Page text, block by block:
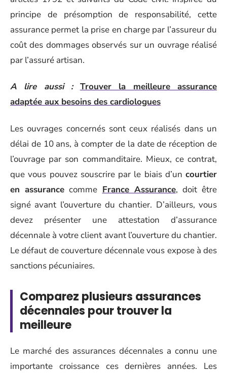
principe de présomption de responsabilité, cette
assurance permet la prise en charge par l’assureur du
coût des dommages observés sur un ouvrage réalisé
par l’assuré artisan.
A lire aussi : Trouver la meilleure assurance
adaptée aux besoins des cardiologues
Les ouvrages concernés sont ceux réalisés dans un
délai de 10 ans, à compter de la date de réception de
l’ouvrage par son commanditaire. Mieux, ce contrat,
que vous pouvez souscrire par le biais d’un courtier
en assurance comme France Assurance, doit être
signé avant l’ouverture du chantier. D’ailleurs, vous
devez présenter une attestation d’assurance
décennale à votre client avant l’ouverture du chantier.
Le défaut de couverture décennale vous expose à des
sanctions pécuniaires.
Comparez plusieurs assurances
décennales pour trouver la
meilleure
Le marché des assurances décennales a connu une
importante croissance ces dernières années. Les